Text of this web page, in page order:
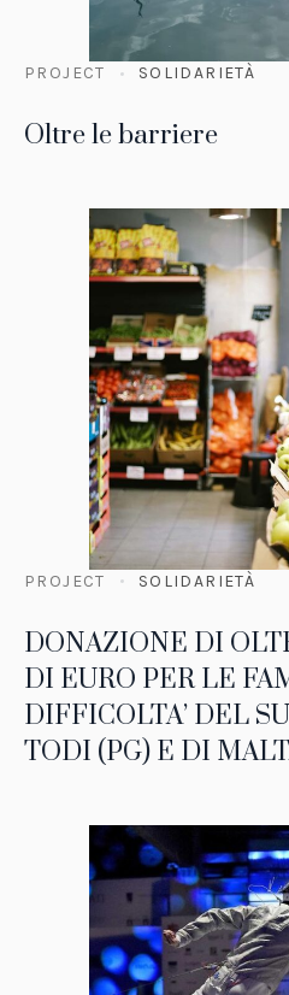
PROJECT SOLIDARIETÀ
Oltre le barriere
PROJECT SOLIDARIETÀ
DONAZIONE DI
DI EURO PER LE
DIFFICOLTA’ DEL
TODI (PG) E DI